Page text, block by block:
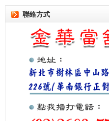
聯絡方式